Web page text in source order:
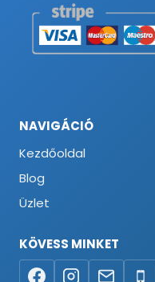
NAVIGÁCIÓ
Kezdőoldal
Blog
Üzlet
KÖVESS MINKET